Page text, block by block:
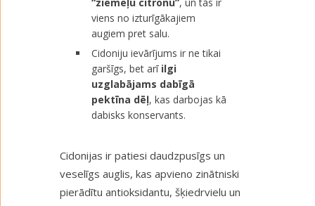
viens no izturīgākajiem
augiem pret salu.
Cidoniju ievārījums ir ne tikai
garšīgs, bet arī ilgi
uzglabājams dabīgā
pektīna dēļ, kas darbojas kā
dabisks konservants.
Cidonijas ir patiesi daudzpusīgs un
veselīgs auglis, kas apvieno zinātniski
pierādītu antioksidantu, šķiedrvielu un